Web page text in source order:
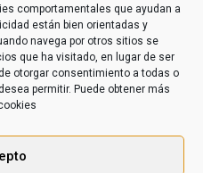
comportamentales que ayudan a
están bien orientadas y
navega por otros sitios se
que ha visitado, en lugar de ser
otorgar consentimiento a todas o
permitir. Puede obtener más